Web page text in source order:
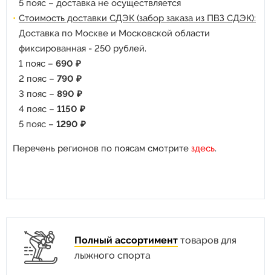
5 пояс – доставка не осуществляется
Стоимость доставки СДЭК (забор заказа из ПВЗ СДЭК):
Доставка по Москве и Московской области
фиксированная - 250 рублей.
1 пояс – 690 ₽
2 пояс – 790 ₽
3 пояс – 890 ₽
4 пояс – 1150 ₽
5 пояс – 1290 ₽
Перечень регионов по поясам смотрите здесь.
Полный ассортимент товаров для
лыжного спорта